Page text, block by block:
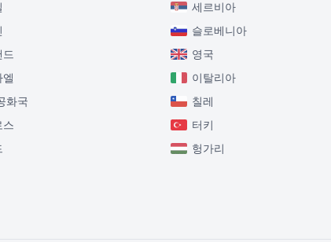
세르비아
슬로베니아
드 영국
엘 이탈리아
화국 칠레
스 터키
헝가리